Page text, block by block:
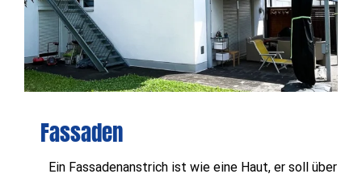
Fassaden
Ein Fassadenanstrich ist wie eine Haut, er soll über